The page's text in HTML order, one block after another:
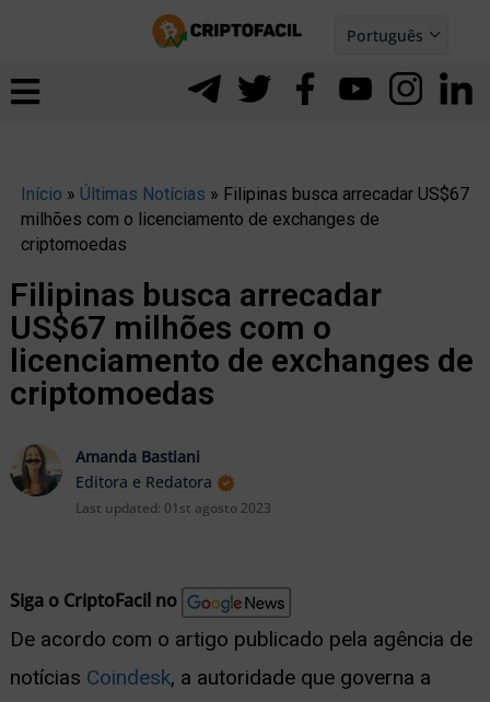
Português
Español
Início » Últimas Notícias » Filipinas busca arrecadar US$67
milhões com o licenciamento de exchanges de
criptomoedas
Filipinas busca arrecadar
US$67 milhões com o
licenciamento de exchanges de
criptomoedas
Amanda Bastiani
Editora e Redatora
Last updated: 01st agosto 2023
Siga o CriptoFacil no
De acordo com o artigo publicado pela agência de
notícias Coindesk, a autoridade que governa a